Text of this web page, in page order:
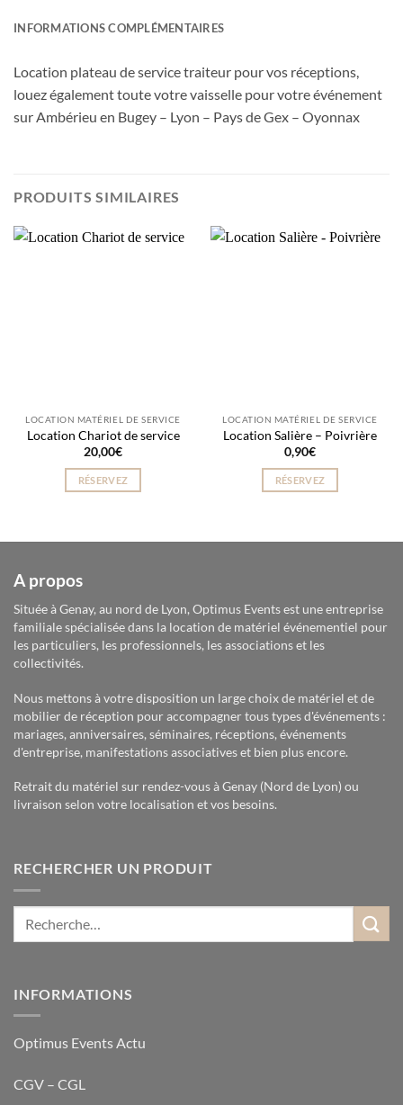
INFORMATIONS COMPLÉMENTAIRES
Location plateau de service traiteur pour vos réceptions,
louez également toute votre vaisselle pour votre événement
sur Ambérieu en Bugey – Lyon – Pays de Gex – Oyonnax
PRODUITS SIMILAIRES
LOCATION MATÉRIEL DE SERVICE
Location Chariot de service
20,00€
RÉSERVEZ
LOCATION MATÉRIEL DE SERVICE
Location Salière – Poivrière
0,90€
RÉSERVEZ
A propos
Située à Genay, au nord de Lyon, Optimus Events est une entreprise
familiale spécialisée dans la location de matériel événementiel pour
les particuliers, les professionnels, les associations et les
collectivités.
Nous mettons à votre disposition un large choix de matériel et de
mobilier de réception pour accompagner tous types d'événements :
mariages, anniversaires, séminaires, réceptions, événements
d'entreprise, manifestations associatives et bien plus encore.
Retrait du matériel sur rendez-vous à Genay (Nord de Lyon) ou
livraison selon votre localisation et vos besoins.
RECHERCHER UN PRODUIT
INFORMATIONS
Optimus Events Actu
CGV – CGL